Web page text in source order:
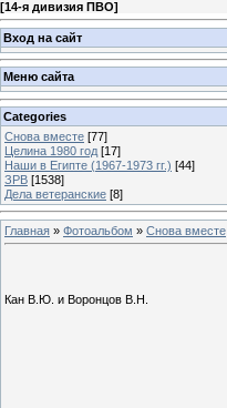
[14-я дивизия ПВО]
Вход на сайт
Меню сайта
Categories
Снова вместе [77]
Целина 1980 год [17]
Наши в Египте (1967-1973 гг.) [44]
ЗРВ [1538]
Дела ветеранские [8]
Главная » Фотоальбом » Снова вместе
Кан В.Ю. и Воронцов В.Н.